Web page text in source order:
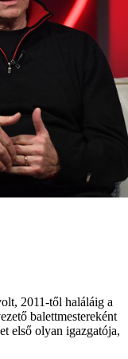
2011-től haláláig a
balettmestereként
első olyan igazgatója,